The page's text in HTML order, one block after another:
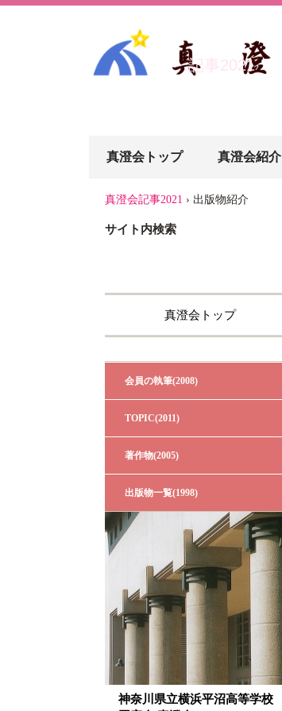
記事2021
真澄会トップ 真澄会紹介
真澄会記事2021 › 出版物紹介
サイト内検索
真澄会トップ
会員の執筆(2008)
TOPIC(2011)
著作物(2005)
出版物一覧(1998)
神奈川県立横浜平沼高等学校